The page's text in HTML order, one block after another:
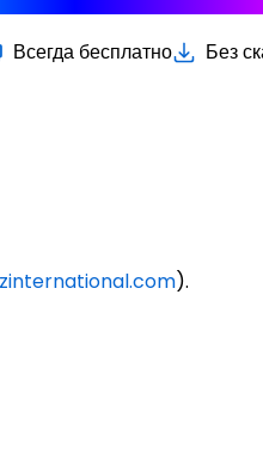
Всегда бесплатно Без
).